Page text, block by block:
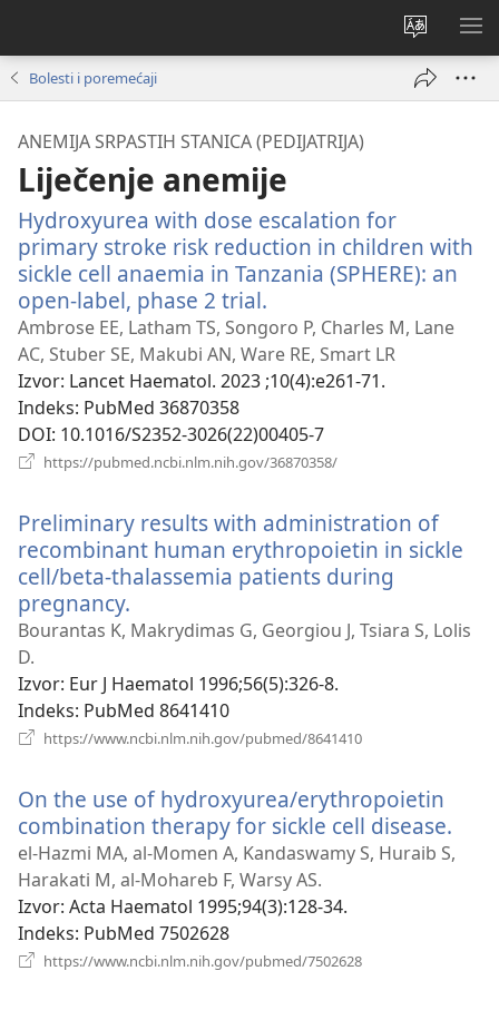
Promijeni
jezik
Bolesti i poremećaji
ANEMIJA SRPASTIH STANICA (PEDIJATRIJA)
Liječenje anemije
Hydroxyurea with dose escalation for
primary stroke risk reduction in children with
sickle cell anaemia in Tanzania (SPHERE): an
open-label, phase 2 trial.
se
novi
prozor)
Ambrose EE, Latham TS, Songoro P, Charles M, Lane
AC, Stuber SE, Makubi AN, Ware RE, Smart LR
Izvor‎: Lancet Haematol. 2023 ;10(4):e261-71.
Indeks‎: PubMed 36870358
DOI‎: 10.1016/S2352-3026(22)00405-7
https://pubmed.ncbi.nlm.nih.gov/36870358/
prozor)
Preliminary results with administration of
recombinant human erythropoietin in sickle
cell/beta-thalassemia patients during
pregnancy.
se
prozor)
Bourantas K, Makrydimas G, Georgiou J, Tsiara S, Lolis
D.
Izvor‎: Eur J Haematol 1996;56(5):326-8.
Indeks‎: PubMed 8641410
https://www.ncbi.nlm.nih.gov/pubmed/8641410
prozor)
On the use of hydroxyurea/erythropoietin
combination therapy for sickle cell disease.
se
el-Hazmi MA, al-Momen A, Kandaswamy S, Huraib S,
Harakati M, al-Mohareb F, Warsy AS.
Izvor‎: Acta Haematol 1995;94(3):128-34.
Indeks‎: PubMed 7502628
https://www.ncbi.nlm.nih.gov/pubmed/7502628